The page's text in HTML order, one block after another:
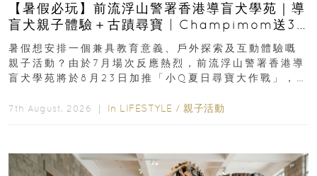
【暑假必玩】前流浮山警署香港導盲犬學苑｜導
盲犬親子體驗＋古蹟尋寶 | Champimom送3
組免費名額
暑假想安排一個兼具教育意義、戶外探索及互動體驗嘅
親子活動？由於7月場次反應熱烈，前流浮山警署香港導
盲犬學苑將於8月23日加推「小Q夏日尋寶大作戰」，家
7th August, 2026 ｜ In LIFESTYLE / 親子活動